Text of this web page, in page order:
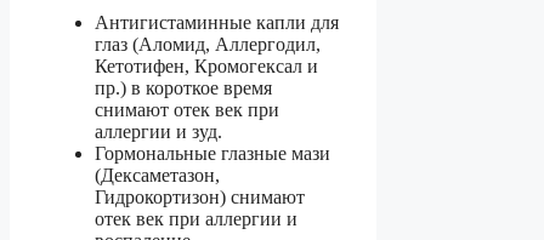
Антигистаминные капли для
глаз (Аломид, Аллергодил,
Кетотифен, Кромогексал и
пр.) в короткое время
снимают отек век при
аллергии и зуд.
Гормональные глазные мази
(Дексаметазон,
Гидрокортизон) снимают
отек век при аллергии и